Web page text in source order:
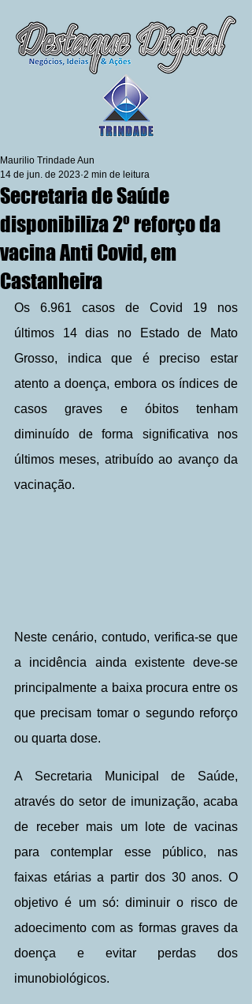
Secretaria de Saúde
disponibiliza 2º reforço da
vacina Anti Covid, em
Castanheira
Maurilio Trindade Aun
14 de jun. de 2023 2 min de leitura
Os 6.961 casos de Covid 19 nos
últimos 14 dias no Estado de Mato
Grosso, indica que é preciso estar
atento a doença, embora os índices de
casos graves e óbitos tenham
diminuído de forma significativa nos
últimos meses, atribuído ao avanço da
vacinação.
Neste cenário, contudo, verifica-se que
a incidência ainda existente deve-se
principalmente a baixa procura entre os
que precisam tomar o segundo reforço
ou quarta dose.
A Secretaria Municipal de Saúde,
através do setor de imunização, acaba
de receber mais um lote de vacinas
para contemplar esse público, nas
faixas etárias a partir dos 30 anos. O
objetivo é um só: diminuir o risco de
adoecimento com as formas graves da
doença e evitar perdas dos
imunobiológicos.